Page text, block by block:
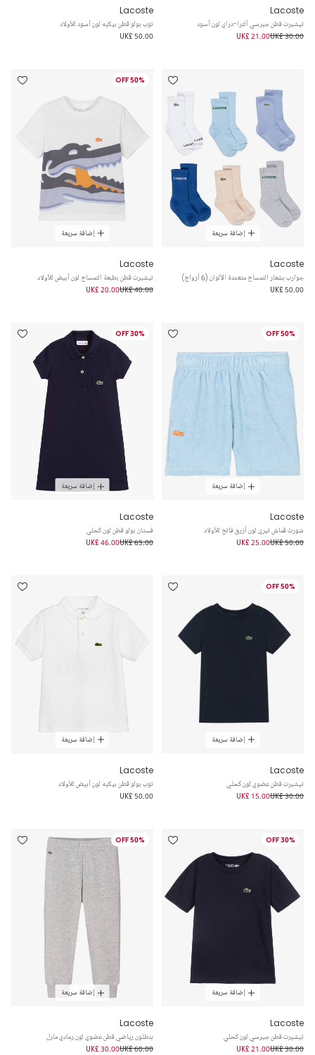
Lacoste
تيشيرت قطن جيرسي ألترا-دراي لون أسود
UK£ 30.00
UK£ 21.00
Lacoste
توب بولو قطن بيكيه لون أسود للأولاد
UK£ 50.00
إضافة سريعة
Lacoste
جوارب بشعار التمساح متعددة الألوان (6 أزواج)
UK£ 50.00
50% OFF
إضافة سريعة
Lacoste
تيشيرت قطن بطبعة التمساح لون أبيض للأولاد
UK£ 40.00
UK£ 20.00
50% OFF
إضافة سريعة
Lacoste
شورت قماش تيري لون أزرق فاتح للأولاد
UK£ 50.00
UK£ 25.00
30% OFF
إضافة سريعة
Lacoste
فستان بولو قطن لون كحلي
UK£ 65.00
UK£ 46.00
50% OFF
إضافة سريعة
Lacoste
تيشيرت قطن عضوي لون كحلي
UK£ 30.00
UK£ 15.00
إضافة سريعة
Lacoste
توب بولو قطن بيكيه لون أبيض للأولاد
UK£ 50.00
30% OFF
إضافة سريعة
Lacoste
تيشيرت قطن جيرسي لون كحلي
UK£ 30.00
UK£ 21.00
50% OFF
إضافة سريعة
Lacoste
بنطلون رياضي قطن عضوي لون رمادي مارل
UK£ 60.00
UK£ 30.00